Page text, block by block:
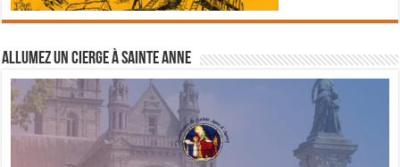
Allumez un cierge à Sainte Anne